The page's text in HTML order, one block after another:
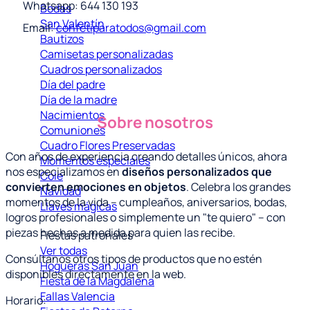
Bodas
San Valentín
Bautizos
Camisetas personalizadas
Cuadros personalizados
Día del padre
Día de la madre
Nacimientos
Comuniones
Cuadro Flores Preservadas
Momentos especiales
Cole
Navidad
Llaves mágicas
Fiestas patronales
Ver todas
Hogueras San Juan
Fiesta de la Magdalena
Fallas Valencia
Whatsapp: 644 130 193
Email:confetiparatodos@gmail.com
Sobre nosotros
Con años de experiencia creando detalles únicos, ahora
nos especializamos endiseños personalizados que
convierten emociones en objetos. Celebra los grandes
momentos de la vida – cumpleaños, aniversarios, bodas,
logros profesionales o simplemente un "te quiero" – con
piezas hechas a medida para quien las recibe.
Consúltanos otros tipos de productos que no estén
disponibles directamente en la web.
Horario: